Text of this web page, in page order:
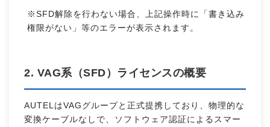
※SFD解除を行わない場合、上記操作時に「書き込み
権限がない」等のエラーが表示されます。
2. VAG系（SFD）ライセンスの概要
AUTELはVAGグループと正式提携しており、物理的な
変換ケーブルなしで、ソフトウェア認証によるスマー